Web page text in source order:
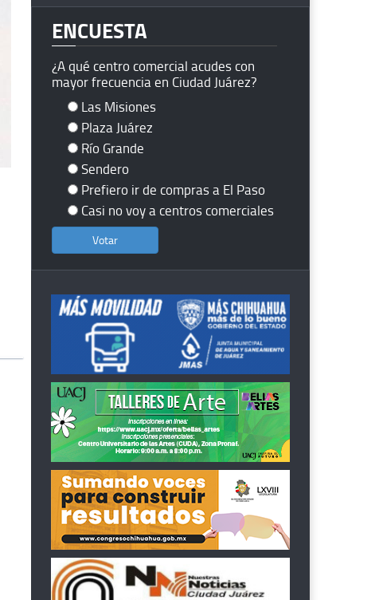
ENCUESTA
¿A qué centro comercial acudes con
mayor frecuencia en Ciudad Juárez?
Las Misiones
Plaza Juárez
Río Grande
Sendero
Prefiero ir de compras a El Paso
Casi no voy a centros comerciales